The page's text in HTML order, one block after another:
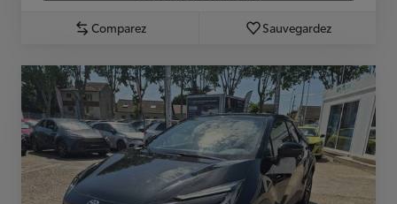
Comparez Sauvegardez